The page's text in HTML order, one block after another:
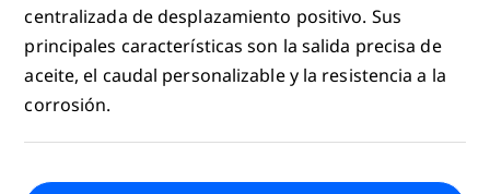
centralizada de desplazamiento positivo. Sus
principales características son la salida precisa de
aceite, el caudal personalizable y la resistencia a la
corrosión.